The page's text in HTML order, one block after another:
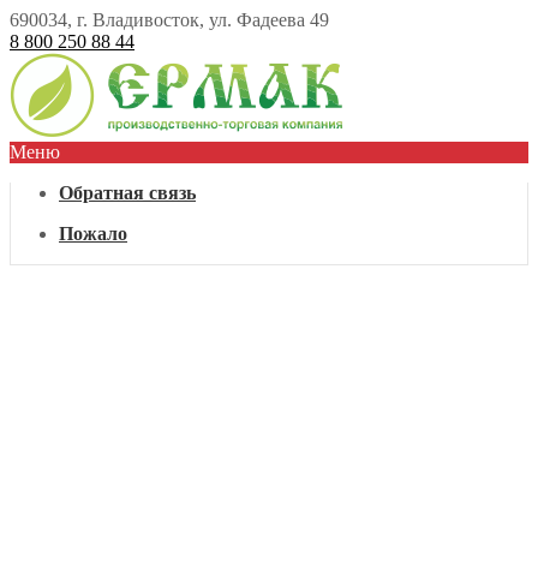
690034, г. Владивосток, ул. Фадеева 49
8 800 250 88 44
Меню
Обратная связь
Пожало